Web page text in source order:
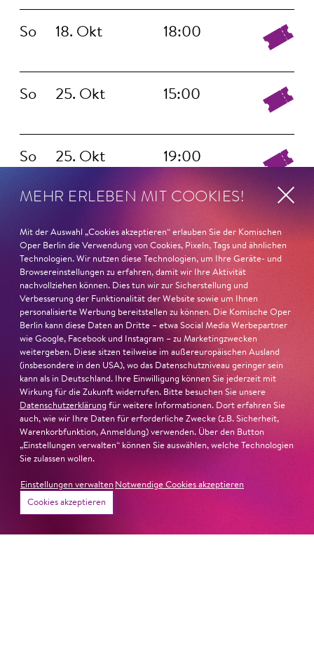
So 18. Okt 18:00
So 25. Okt 15:00
So 25. Okt 19:00
So 8. Nov 18:00
Zum letzten Mal in dieser Spielzeit!
Kooperation mit
MEHR ERLEBEN MIT COOKIES!
Mit der Auswahl „Cookies akzeptieren“ erlauben Sie der Komischen
Oper Berlin die Verwendung von Cookies, Pixeln, Tags und ähnlichen
Technologien. Wir nutzen diese Technologien, um Ihre Geräte- und
Browsereinstellungen zu erfahren, damit wir Ihre Aktivität
nachvollziehen können. Dies tun wir zur Sicherstellung und
Verbesserung der Funktionalität der Website sowie um Ihnen
personalisierte Werbung bereitstellen zu können. Die Komische Oper
Berlin kann diese Daten an Dritte – etwa Social Media Werbepartner
wie Google, Facebook und Instagram – zu Marketingzwecken
weitergeben. Diese sitzen teilweise im außereuropäischen Ausland
(insbesondere in den USA), wo das Datenschutzniveau geringer sein
kann als in Deutschland. Ihre Einwilligung können Sie jederzeit mit
Wirkung für die Zukunft widerrufen. Bitte besuchen Sie unsere
Datenschutzerklärung für weitere Informationen. Dort erfahren Sie
auch, wie wir Ihre Daten für erforderliche Zwecke (z.B. Sicherheit,
Warenkorbfunktion, Anmeldung) verwenden. Über den Button
„Einstellungen verwalten“ können Sie auswählen, welche Technologien
Sie zulassen wollen.
Einstellungen verwalten Notwendige Cookies akzeptieren
Cookies akzeptieren